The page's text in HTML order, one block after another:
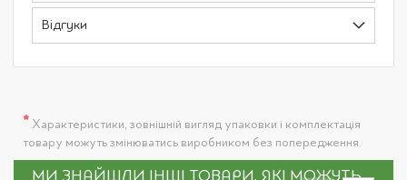
Відгуки
* Характеристики, зовнішній вигляд упаковки і комплектація
товару можуть змінюватись виробником без попередження.
МИ ЗНАЙШЛИ ІНШІ ТОВАРИ, ЯКІ МОЖУТЬ